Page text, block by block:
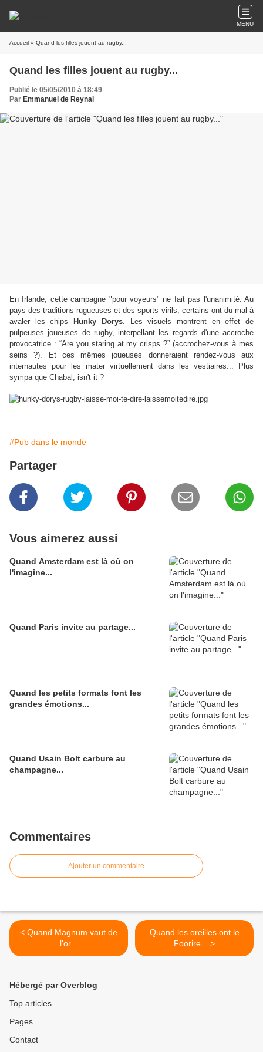
MENU
Accueil » Quand les filles jouent au rugby...
Quand les filles jouent au rugby...
Publié le 05/05/2010 à 18:49
Par Emmanuel de Reynal
En Irlande, cette campagne "pour voyeurs" ne fait pas l'unanimité. Au
pays des traditions rugueuses et des sports virils, certains ont du mal à
avaler les chips
Hunky Dorys. Les visuels montrent en effet de
pulpeuses joueuses de rugby, interpellant les regards d'une accroche
provocatrice : “Are you staring at my crisps ?” (accrochez-vous à mes
seins ?). Et ces mêmes joueuses donneraient rendez-vous aux
internautes pour les mater virtuellement dans les vestiaires... Plus
sympa que Chabal, isn't it ?
#Pub dans le monde
Partager
Vous aimerez aussi
Quand Amsterdam est là où on
l'imagine...
Quand Paris invite au partage...
Quand les petits formats font les
grandes émotions...
Quand Usain Bolt carbure au
champagne...
Commentaires
Ajouter un commentaire
< Quand Magnum vaut de
l'or...
Quand les oreilles ont le
Foorire... >
Hébergé par Overblog
Top articles
Pages
Contact